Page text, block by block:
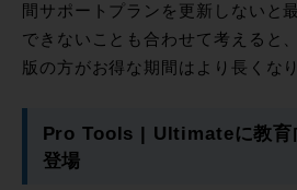
間サポートプランを更新しないと
できないことも合わせて考えると
版の方がお得な期間はより長くな
Pro Tools | Ultimateに教育
登場